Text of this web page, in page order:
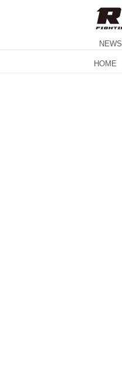
NEWS
HOME